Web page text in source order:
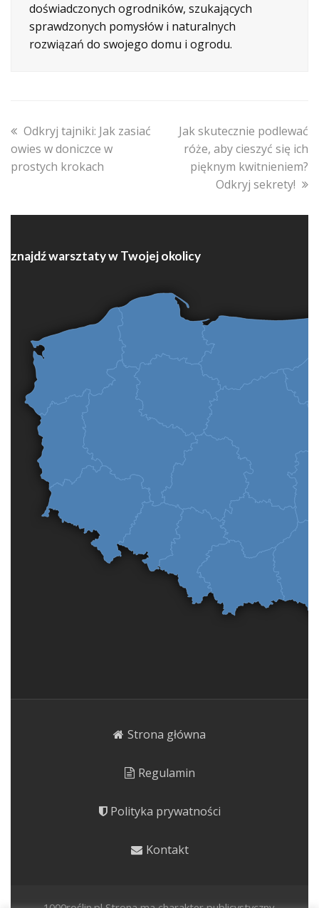
doświadczonych ogrodników, szukających
sprawdzonych pomysłów i naturalnych
rozwiązań do swojego domu i ogrodu.
previous
post:
Odkryj tajniki: Jak zasiać
owies w doniczce w
prostych krokach
next
post:
Jak skutecznie podlewać
róże, aby cieszyć się ich
pięknym kwitnieniem?
Odkryj sekrety!
znajdź warsztaty w Twojej okolicy
Strona główna
Regulamin
Polityka prywatności
Kontakt